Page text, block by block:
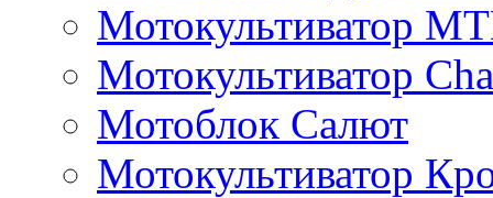
Мотокультиватор
Мотокультиватор
Мотоблок Салют
Мотокультиватор